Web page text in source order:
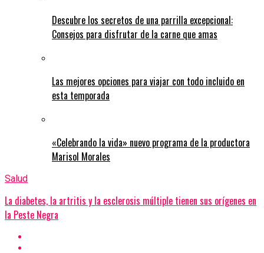
Descubre los secretos de una parrilla excepcional:
Consejos para disfrutar de la carne que amas
Las mejores opciones para viajar con todo incluido en
esta temporada
«Celebrando la vida» nuevo programa de la productora
Marisol Morales
Salud
La diabetes, la artritis y la esclerosis múltiple tienen sus orígenes en
la Peste Negra